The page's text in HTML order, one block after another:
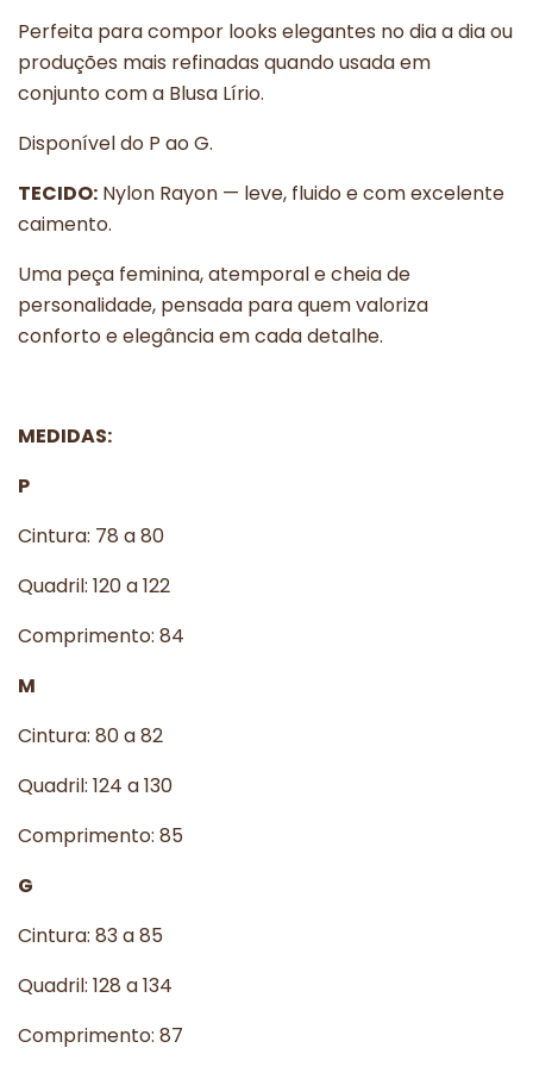
Perfeita para compor looks elegantes no dia a dia ou
produções mais refinadas quando usada em
conjunto com a Blusa Lírio.
Disponível do P ao G.
TECIDO: Nylon Rayon — leve, fluido e com excelente
caimento.
Uma peça feminina, atemporal e cheia de
personalidade, pensada para quem valoriza
conforto e elegância em cada detalhe.
MEDIDAS:
P
Cintura: 78 a 80
Quadril: 120 a 122
Comprimento: 84
M
Cintura: 80 a 82
Quadril: 124 a 130
Comprimento: 85
G
Cintura: 83 a 85
Quadril: 128 a 134
Comprimento: 87